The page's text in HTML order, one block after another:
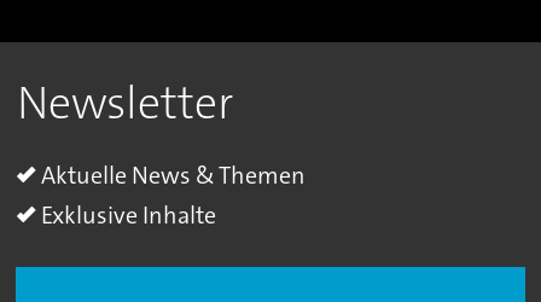
Newsletter
Aktuelle News & Themen
Exklusive Inhalte